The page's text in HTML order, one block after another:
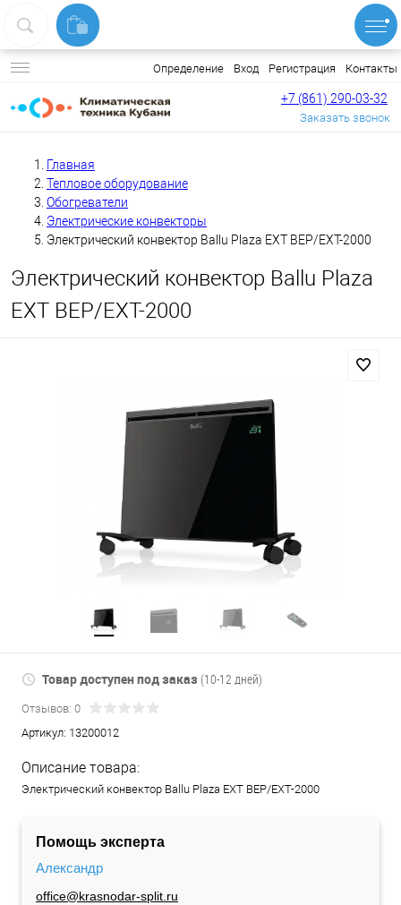
Определение Вход Регистрация Контакты
+7 (861) 290-03-32
Заказать звонок
Главная
Тепловое оборудование
Обогреватели
Электрические конвекторы
Электрический конвектор Ballu Plaza EXT BEP/EXT-2000
Электрический конвектор Ballu Plaza
EXT BEP/EXT-2000
Товар доступен под заказ (10-12 дней)
Отзывов: 0
Артикул: 13200012
Описание товара:
Электрический конвектор Ballu Plaza EXT BEP/EXT-2000
Помощь эксперта
Александр
office@krasnodar-split.ru